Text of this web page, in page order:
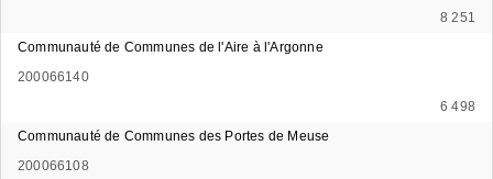
8 251
Communauté de Communes de l'Aire à l'Argonne
200066140
6 498
Communauté de Communes des Portes de Meuse
200066108